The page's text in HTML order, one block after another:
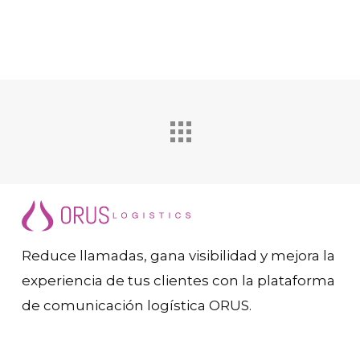
Reduce llamadas, gana visibilidad y mejora la
experiencia de tus clientes con la plataforma
de comunicación logística ORUS.